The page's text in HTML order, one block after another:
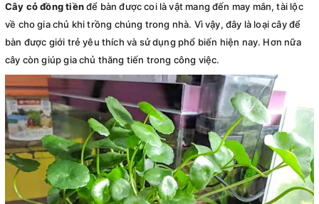
Cây cỏ đồng tiềnđể bàn được coi là vật mang đến may mắn, tài lộc
về cho gia chủ khi trồng chúng trong nhà. Vì vậy, đây là loại cây để
bàn được giới trẻ yêu thích và sử dụng phổ biến hiện nay. Hơn nữa
cây còn giúp gia chủ thăng tiến trong công việc.